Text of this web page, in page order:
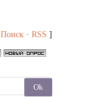
Поиск · RSS ]